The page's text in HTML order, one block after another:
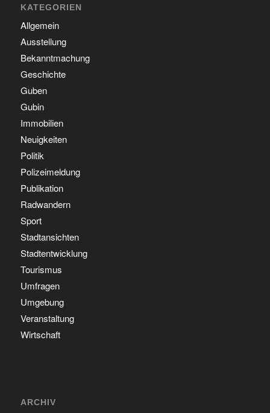
KATEGORIEN
Allgemein
Ausstellung
Bekanntmachung
Geschichte
Guben
Gubin
Immobilien
Neuigkeiten
Politik
Polizeimeldung
Publikation
Radwandern
Sport
Stadtansichten
Stadtentwicklung
Tourismus
Umfragen
Umgebung
Veranstaltung
Wirtschaft
ARCHIV